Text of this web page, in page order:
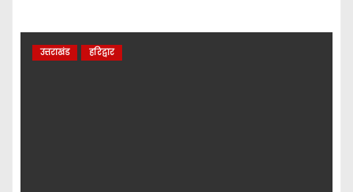
उत्तराखंड हरिद्वार